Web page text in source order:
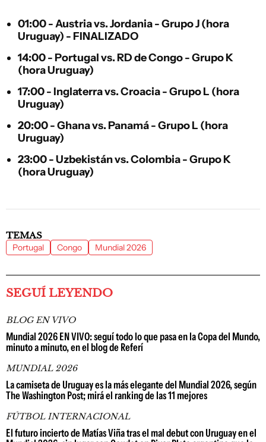
01:00 - Austria vs. Jordania - Grupo J (hora
Uruguay) - FINALIZADO
14:00 - Portugal vs. RD de Congo - Grupo K
(hora Uruguay)
17:00 - Inglaterra vs. Croacia - Grupo L (hora
Uruguay)
20:00 - Ghana vs. Panamá - Grupo L (hora
Uruguay)
23:00 - Uzbekistán vs. Colombia - Grupo K
(hora Uruguay)
TEMAS
Portugal Congo Mundial 2026
SEGUÍ LEYENDO
BLOG EN VIVO
Mundial 2026 EN VIVO: seguí todo lo que pasa en la Copa del Mundo,
minuto a minuto, en el blog de Referí
MUNDIAL 2026
La camiseta de Uruguay es la más elegante del Mundial 2026, según
The Washington Post; mirá el ranking de las 11 mejores
FÚTBOL INTERNACIONAL
El futuro incierto de Matías Viña tras el mal debut con Uruguay en el